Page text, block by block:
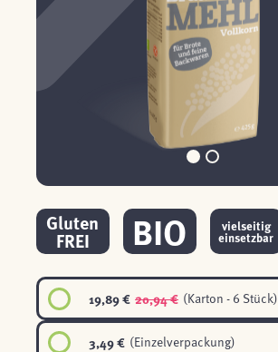
Gluten
FREI BIO vielseitig
einsetzbar
19,89 € 20,94 € (Karton - 6 Stück)
3,49 € (Einzelverpackung)